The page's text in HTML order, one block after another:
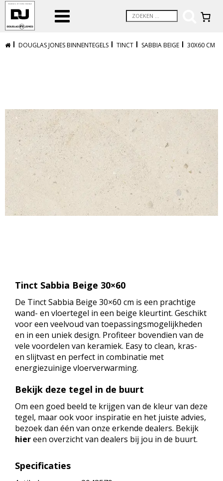
DOUGLAS JONES BINNENTEGELS TINCT SABBIA BEIGE 30X60 CM
Tinct Sabbia Beige 30×60
De Tinct Sabbia Beige 30×60 cm is een prachtige
wand- en vloertegel in een beige kleurtint. Geschikt
voor een veelvoud van toepassingsmogelijkheden
en in een uniek design. Profiteer bovendien van de
vele voordelen van keramiek. Easy to clean, kras-
en slijtvast en perfect in combinatie met
energiezuinige vloerverwarming.
Bekijk deze tegel in de buurt
Om een goed beeld te krijgen van de kleur van deze
tegel, maar ook voor inspiratie en het juiste advies,
bezoek dan één van onze erkende dealers. Bekijk
hiereen overzicht van dealers bij jou in de buurt.
Specificaties